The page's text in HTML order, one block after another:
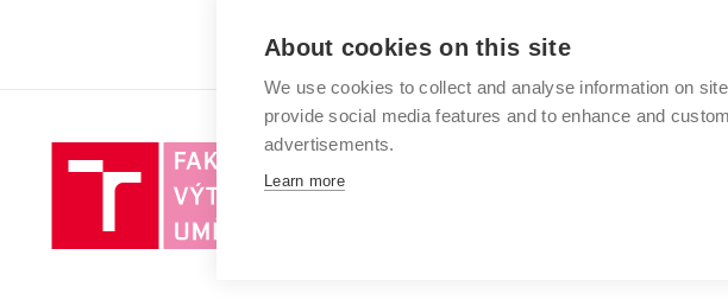
Vysoké
About cookies on this site
We use cookies to collect and analyse information on
provide social media features and to enhance and
advertisements.
Learn more